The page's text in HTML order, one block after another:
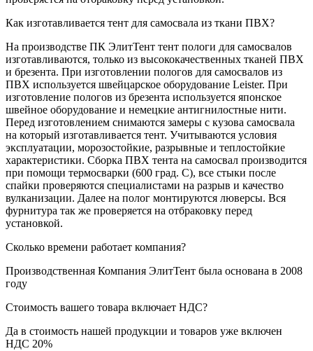
Как изготавливается тент для самосвала из ткани ПВХ?
На производстве ПК ЭлитТент тент пологи для самосвалов
изготавливаются, только из высококачественных тканей ПВХ
и брезента. При изготовлении пологов для самосвалов из
ПВХ используется швейцарское оборудование Leister. При
изготовление пологов из брезента используется японское
швейное оборудование и немецкие антигнилостные нити.
Перед изготовлением снимаются замеры с кузова самосвала
на который изготавливается тент. Учитываются условия
эксплуатации, морозостойкие, разрывные и теплостойкие
характеристики. Сборка ПВХ тента на самосвал производится
при помощи термосварки (600 град. С), все стыки после
спайки проверяются специалистами на разрыв и качество
вулканизации. Далее на полог монтируются люверсы. Вся
фурнитура так же проверяется на отбраковку перед
установкой.
Сколько времени работает компания?
Производственная Компания ЭлитТент была основана в 2008
году
Стоимость вашего товара включает НДС?
Да в стоимость нашей продукции и товаров уже включен
НДС 20%